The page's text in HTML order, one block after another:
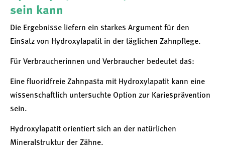
sein kann
Die Ergebnisse liefern ein starkes Argument für den
Einsatz von Hydroxylapatit in der täglichen Zahnpflege.
Für Verbraucherinnen und Verbraucher bedeutet das:
Eine fluoridfreie Zahnpasta mit Hydroxylapatit kann eine
wissenschaftlich untersuchte Option zur Kariesprävention
sein.
Hydroxylapatit orientiert sich an der natürlichen
Mineralstruktur der Zähne.